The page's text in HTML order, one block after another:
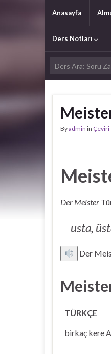
Anasayfa
Ders Notları
Byadmin in Çeviri
Der Meister
usta,
Der
TÜRKÇE
birkaç kere